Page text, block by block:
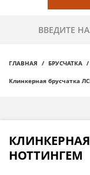
ГЛАВНАЯ БРУСЧАТКА
Клинкерная брусчатка
НОТТИНГЕМ